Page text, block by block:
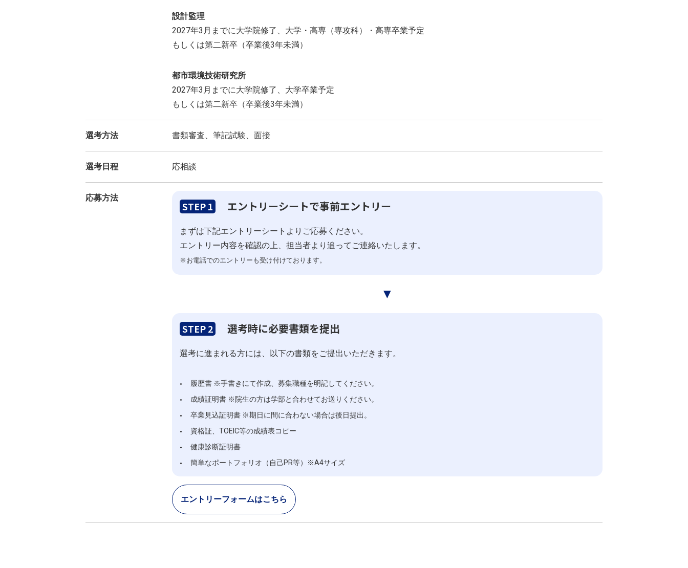
設計監理
2027年3月までに大学院修了、大学・高専（専攻科）・高専卒業予定
もしくは第二新卒（卒業後3年未満）
都市環境技術研究所
2027年3月までに大学院修了、大学卒業予定
もしくは第二新卒（卒業後3年未満）
選考方法 書類審査、筆記試験、面接
選考日程 応相談
応募方法
STEP 1 エントリーシートで事前エントリー
まずは下記エントリーシートよりご応募ください。
エントリー内容を確認の上、担当者より追ってご連絡いたします。
※お電話でのエントリーも受け付けております。
▼
STEP 2 選考時に必要書類を提出
選考に進まれる方には、以下の書類をご提出いただきます。
履歴書 ※手書きにて作成、募集職種を明記してください。
成績証明書 ※院生の方は学部と合わせてお送りください。
卒業見込証明書 ※期日に間に合わない場合は後日提出。
資格証、TOEIC等の成績表コピー
健康診断証明書
簡単なポートフォリオ（自己PR等）※A4サイズ
エントリーフォームはこちら